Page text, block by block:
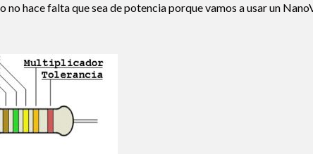
hace falta que sea de potencia porque vamos a usar un